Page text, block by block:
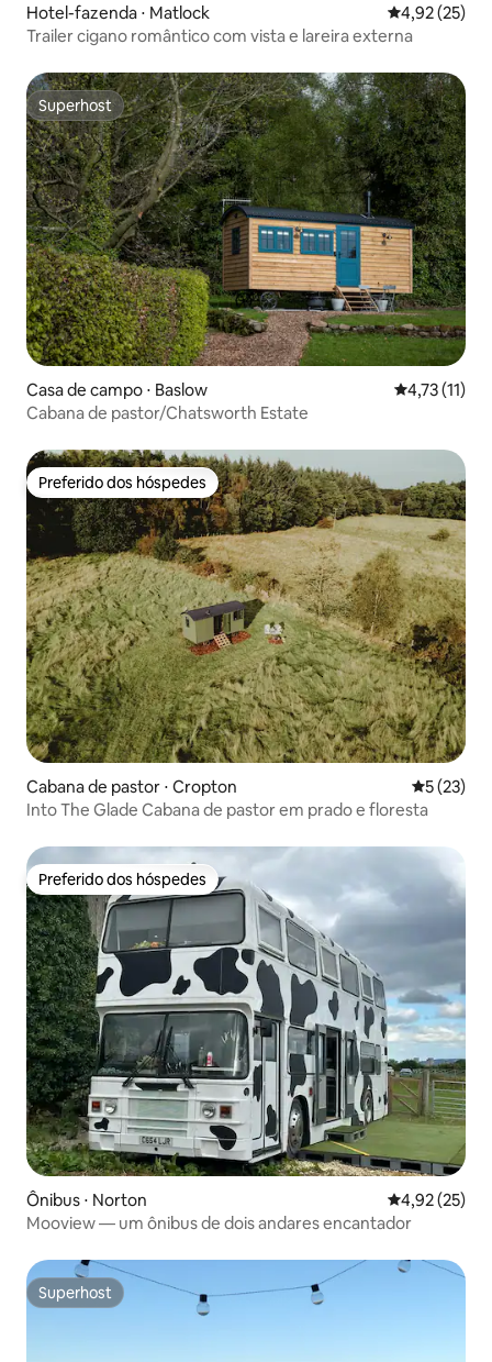
Hotel-fazenda ⋅ Matlock 4,92 de uma
4,92 (25)
Trailer cigano romântico com vista e lareira externa
Superhost
Superhost
Casa de campo ⋅ Baslow 4,73 de uma
4,73 (11)
Cabana de pastor/Chatsworth Estate
Preferido dos hóspedes
Preferido dos hóspedes
Cabana de pastor ⋅ Cropton 5 de uma
5 (23)
Into The Glade Cabana de pastor em prado e floresta
Preferido dos hóspedes
Preferido dos hóspedes
Ônibus ⋅ Norton 4,92 de uma
4,92 (25)
Mooview — um ônibus de dois andares encantador
Superhost
Superhost